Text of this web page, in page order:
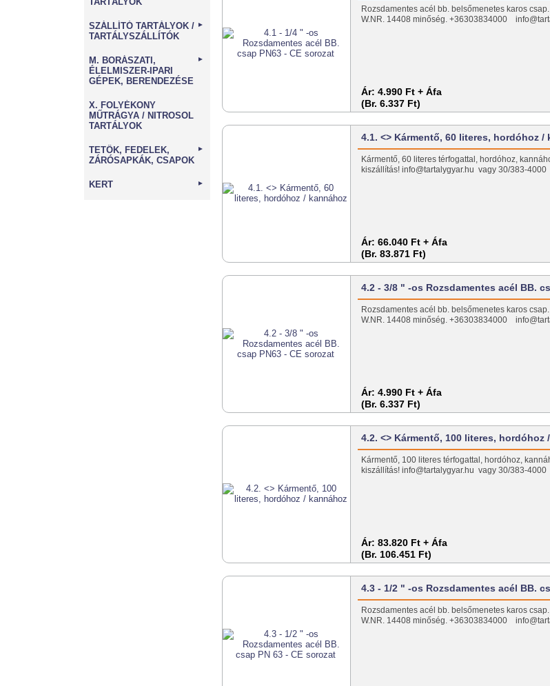
SZÁLLÍTÓ TARTÁLYOK /
TARTÁLYSZÁLLÍTÓK
►
M. BORÁSZATI,
ÉLELMISZER-IPARI
GÉPEK, BERENDEZÉSE
►
X. FOLYÉKONY
MŰTRÁGYA / NITROSOL
TARTÁLYOK
TETŐK, FEDELEK,
ZÁRÓSAPKÁK, CSAPOK
►
KERT ►
Rozsdamentes acél bb. belsőmenetes karos
W.NR. 14408 minőség. +36303834000
Ár: 4.990 Ft + Áfa
(Br. 6.337 Ft)
4.1. <> Kármentő, 60 literes, hordóhoz /
Kármentő, 60 literes térfogattal, hordóhoz,
kiszállítás! info@tartalygyar.hu vagy 30/383-4000
Ár: 66.040 Ft + Áfa
(Br. 83.871 Ft)
4.2 - 3/8 " -os Rozsdamentes acél BB.
Rozsdamentes acél bb. belsőmenetes karos
W.NR. 14408 minőség. +36303834000
Ár: 4.990 Ft + Áfa
(Br. 6.337 Ft)
4.2. <> Kármentő, 100 literes, hordóhoz
Kármentő, 100 literes térfogattal, hordóhoz,
kiszállítás! info@tartalygyar.hu vagy 30/383-4000
Ár: 83.820 Ft + Áfa
(Br. 106.451 Ft)
4.3 - 1/2 " -os Rozsdamentes acél BB.
Rozsdamentes acél bb. belsőmenetes karos
W.NR. 14408 minőség. +36303834000